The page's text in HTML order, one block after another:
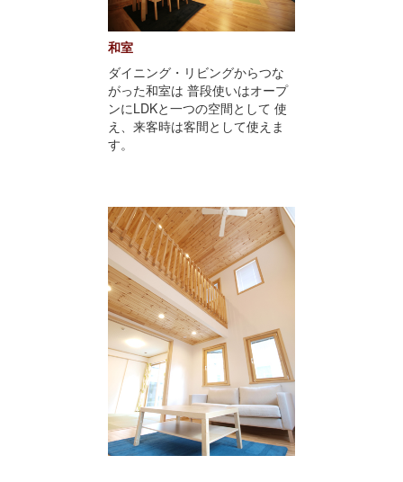
和室
ダイニング・リビングからつな
がった和室は 普段使いはオープ
ンにLDKと一つの空間として 使
え、来客時は客間として使えま
す。